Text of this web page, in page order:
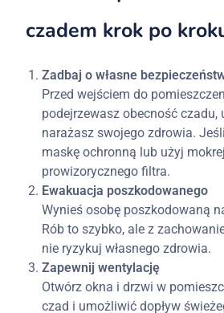
czadem krok po
Zadbaj o własne
Przed wejściem do
podejrzewasz obecność czadu,
narażasz swojego zdrowia.
maskę ochronną lub użyj
prowizorycznego filtra.
Ewakuacja poszkodowanego
Wynieś osobę poszkodowaną
Rób to szybko, ale z
nie ryzykuj własnego zdrowia.
Zapewnij wentylację
Otwórz okna i drzwi w
czad i umożliwić dopływ